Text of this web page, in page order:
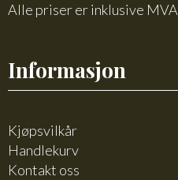
Alle priser er inklusive MVA
Informasjon
Kjøpsvilkår
Handlekurv
Kontakt oss